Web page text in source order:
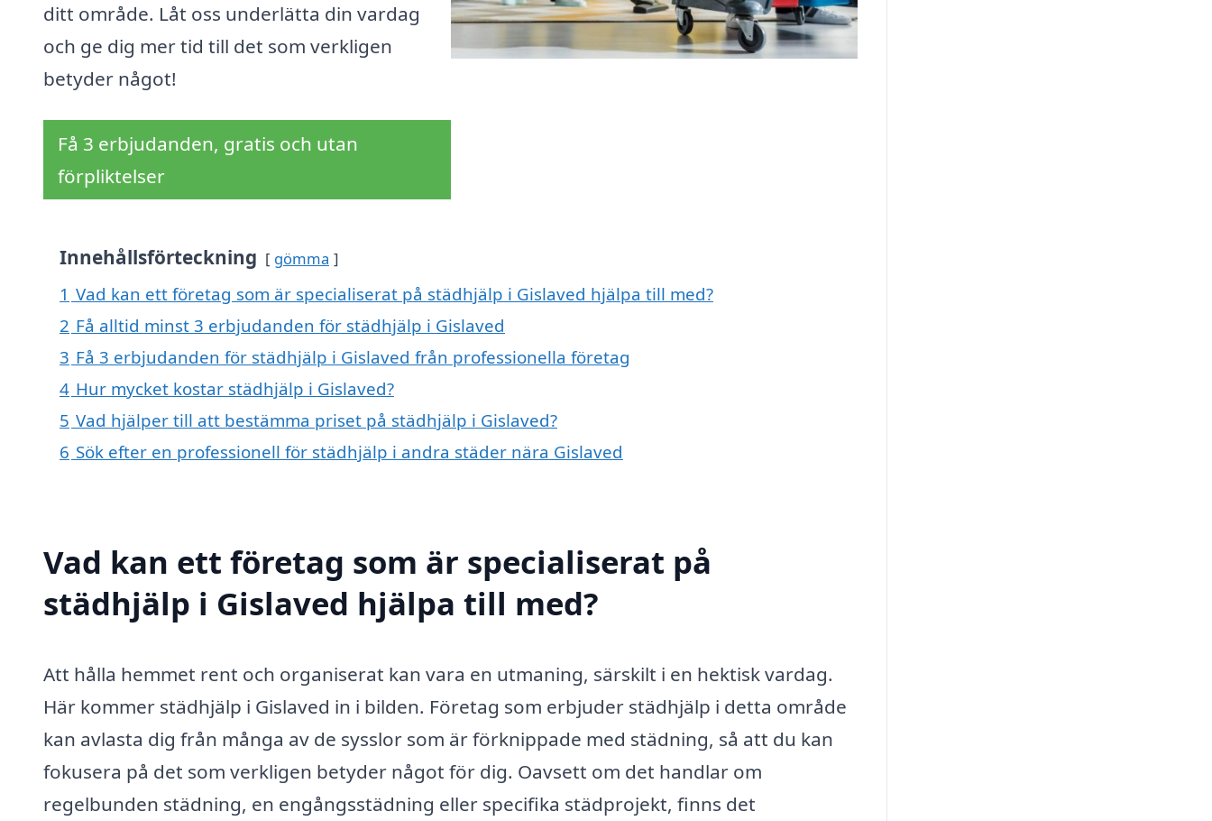
ditt område. Låt oss underlätta din vardag
och ge dig mer tid till det som verkligen
betyder något!
Få 3 erbjudanden, gratis och utan
förpliktelser
Innehållsförteckning gömma
1 Vad kan ett företag som är specialiserat på städhjälp i Gislaved hjälpa till med?
2 Få alltid minst 3 erbjudanden för städhjälp i Gislaved
3 Få 3 erbjudanden för städhjälp i Gislaved från professionella företag
4 Hur mycket kostar städhjälp i Gislaved?
5 Vad hjälper till att bestämma priset på städhjälp i Gislaved?
6 Sök efter en professionell för städhjälp i andra städer nära Gislaved
Vad kan ett företag som är specialiserat på
städhjälp i Gislaved hjälpa till med?
Att hålla hemmet rent och organiserat kan vara en utmaning, särskilt i en hektisk vardag.
Här kommer städhjälp i Gislaved in i bilden. Företag som erbjuder städhjälp i detta område
kan avlasta dig från många av de sysslor som är förknippade med städning, så att du kan
fokusera på det som verkligen betyder något för dig. Oavsett om det handlar om
regelbunden städning, en engångsstädning eller specifika städprojekt, finns det